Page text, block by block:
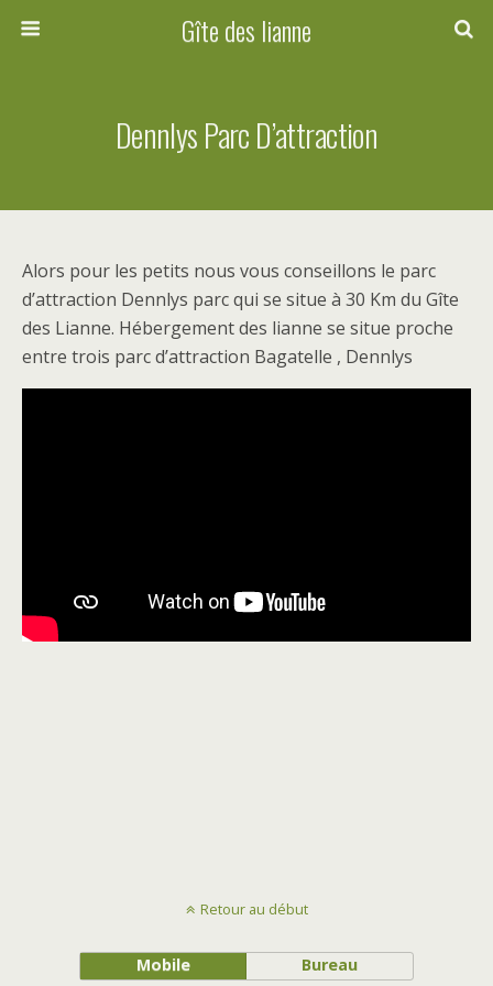
Gîte des lianne
Dennlys Parc D’attraction
Alors pour les petits nous vous conseillons le parc
d’attraction Dennlys parc qui se situe à 30 Km du Gîte
des Lianne. Hébergement des lianne se situe proche
entre trois parc d’attraction Bagatelle , Dennlys
Retour au début
Mobile Bureau